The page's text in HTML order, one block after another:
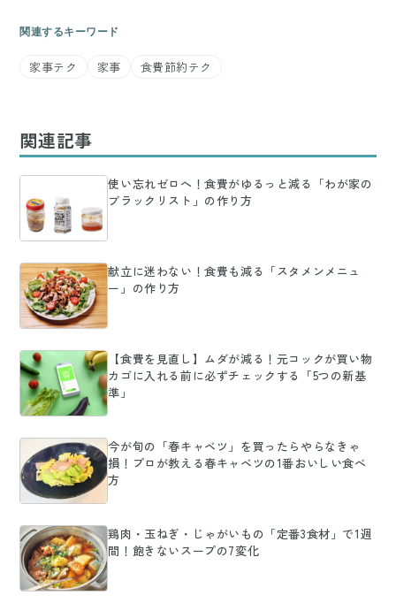
関連するキーワード
家事テク 家事 食費節約テク
関連記事
使い忘れゼロへ！食費がゆるっと減る「わが家の
ブラックリスト」の作り方
献立に迷わない！食費も減る「スタメンメニュ
ー」の作り方
【食費を見直し】ムダが減る！元コックが買い物
カゴに入れる前に必ずチェックする「5つの新基
準」
今が旬の「春キャベツ」を買ったらやらなきゃ
損！プロが教える春キャベツの1番おいしい食べ
方
鶏肉・玉ねぎ・じゃがいもの「定番3食材」で1週
間！飽きないスープの7変化